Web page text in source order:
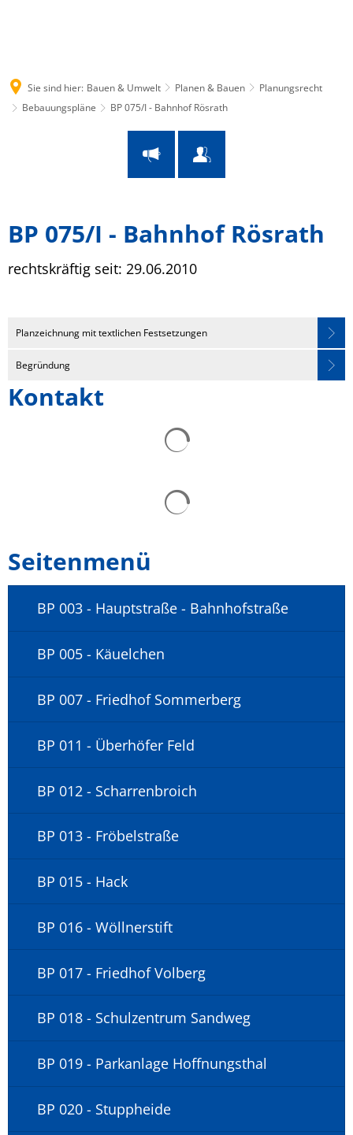
Sie sind hier: Bauen & Umwelt Planen & Bauen
Planungsrecht
Bebauungspläne
BP 075/I - Bahnhof Rösrath
BP
075/I
Bahnhof
Rösrath
BP 075/I - Bahnhof Rösrath
rechtskräftig seit: 29.06.2010
Planzeichnung mit textlichen Festsetzungen
Begründung
Kontakt
Seitenmenü
BP 003 - Hauptstraße - Bahnhofstraße
BP 005 - Käuelchen
BP 007 - Friedhof Sommerberg
BP 011 - Überhöfer Feld
BP 012 - Scharrenbroich
BP 013 - Fröbelstraße
BP 015 - Hack
BP 016 - Wöllnerstift
BP 017 - Friedhof Volberg
BP 018 - Schulzentrum Sandweg
BP 019 - Parkanlage Hoffnungsthal
BP 020 - Stuppheide